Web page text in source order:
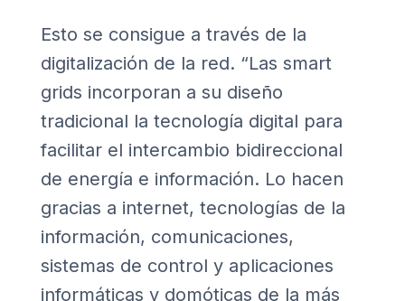
Esto se consigue a través de la
digitalización de la red. “Las smart
grids incorporan a su diseño
tradicional la tecnología digital para
facilitar el intercambio bidireccional
de energía e información. Lo hacen
gracias a internet, tecnologías de la
información, comunicaciones,
sistemas de control y aplicaciones
informáticas y domóticas de la más